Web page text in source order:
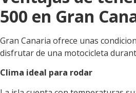
500 en Gran
Gran Canaria ofrece unas
disfrutar de una motocicleta
Clima ideal para rodar